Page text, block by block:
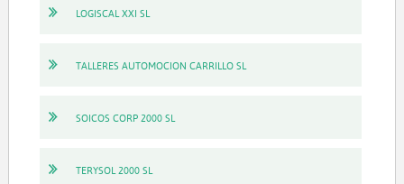
LOGISCAL XXI SL
TALLERES AUTOMOCION CARRILLO SL
SOICOS CORP 2000 SL
TERYSOL 2000 SL